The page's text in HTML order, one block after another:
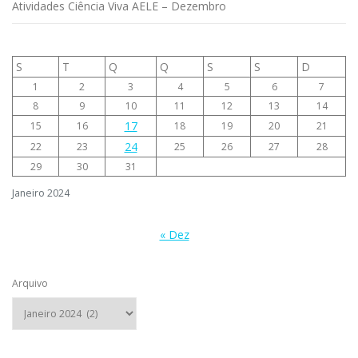
Atividades Ciência Viva AELE – Dezembro
Janeiro 2024
S T Q Q S S D
1 2 3 4 5 6
7
8
9 10 11 12 13
14
15
16 17 18 19 20
21
22
23 24 25 26 27
28
29
30 31
« Dez
Arquivo